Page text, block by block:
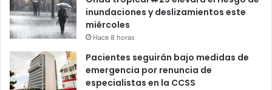
inundaciones y deslizamientos este
miércoles
Hace 8 horas
Pacientes seguirán bajo medidas de
emergencia por renuncia de
especialistas en la CCSS